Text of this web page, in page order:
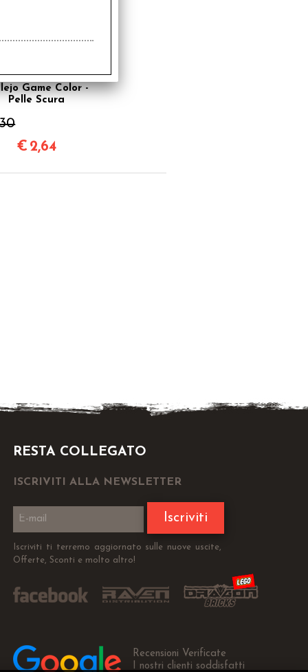
Game Color -
Pelle Scura
€ 2,64
RESTA COLLEGATO
ISCRIVITI ALLA NEWSLETTER
Iscriviti
Iscriviti ti terremo aggiornato sulle nuove uscite,
Offerte, Sconti e molto altro!
Recensioni Verificate
I nostri clienti soddisfatti